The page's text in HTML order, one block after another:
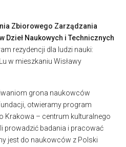
Zbiorowego Zarządzania
Dzieł Naukowych i Technicznych
rezydencji dla ludzi nauki:
w mieszkaniu Wisławy
grona naukowców
otwieramy program
Krakowa – centrum kulturalnego
prowadzić badania i pracować
jest do naukowców z Polski